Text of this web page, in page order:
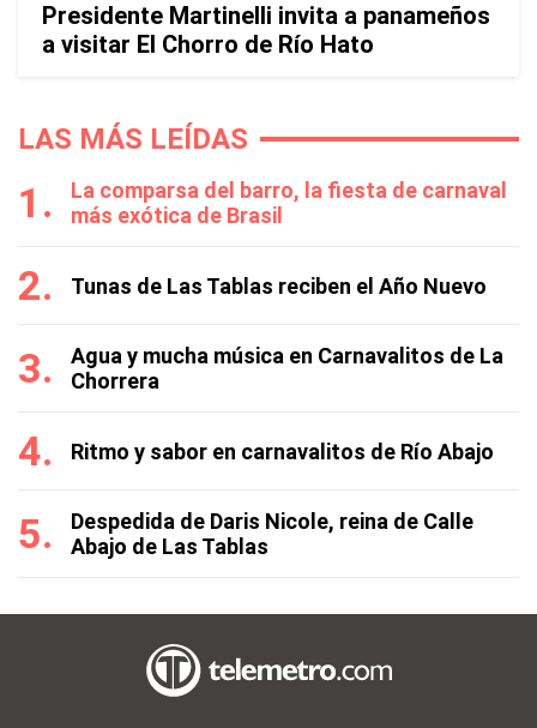
Presidente Martinelli invita a panameños
a visitar El Chorro de Río Hato
LAS MÁS LEÍDAS
La comparsa del barro, la fiesta de carnaval
más exótica de Brasil
Tunas de Las Tablas reciben el Año Nuevo
Agua y mucha música en Carnavalitos de La
Chorrera
Ritmo y sabor en carnavalitos de Río Abajo
Despedida de Daris Nicole, reina de Calle
Abajo de Las Tablas